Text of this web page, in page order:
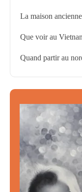
La maison
Que voir au
Quand partir au